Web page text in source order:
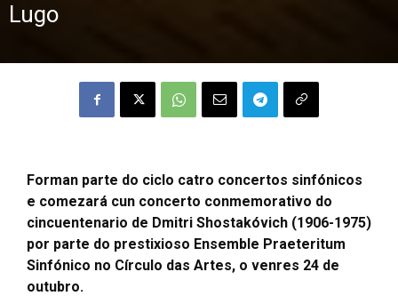
Lugo
Forman parte do ciclo catro concertos sinfónicos
e comezará cun concerto conmemorativo do
cincuentenario de Dmitri Shostakóvich (1906-1975)
por parte do prestixioso Ensemble Praeteritum
Sinfónico no Círculo das Artes, o venres 24 de
outubro.